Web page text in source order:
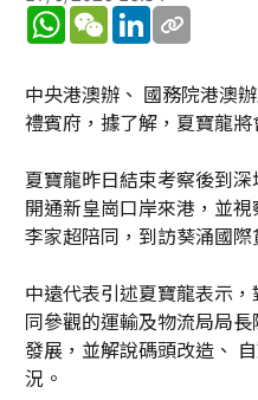
WhatsApp
WeChatLinkedIn
中央港澳辦、 國務院港澳
禮賓府，據了解，夏寶龍
夏寶龍昨日結束考察後到
開通新皇崗口岸來港，並
李家超陪同，到訪葵涌國際
中遠代表引述夏寶龍表示
同參觀的運輸及物流局局
發展，並解說碼頭改造、
況。